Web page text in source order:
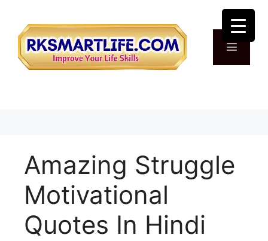
content
Amazing Struggle
Motivational
Quotes In Hindi